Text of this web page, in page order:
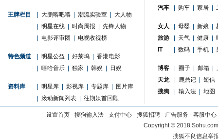
王牌栏目 大鹏嘚吧嘚 潮流实验室
大人物
明星在线 时尚周报
先锋人物
电影评审团 电视收视榜
特色频道 明星公益 好莱坞
香港电影
嘻哈音乐 独家 韩娱 日娱
资料库 明星库 影视库 专题库
图片库
滚动新闻列表 往期娱首回顾
汽车
购车 家居
女人 母婴 新娘
旅游
天气 健康
IT
数码 手机
博客 圈子 邮箱
天龙
鹿鼎记
短信
搜狗
输入法 地图
设置首页 - 搜狗输入法 - 支付中心 - 搜狐招聘 - 广告服务 - 客服中心
Copyright©2018
搜狐不良信息举